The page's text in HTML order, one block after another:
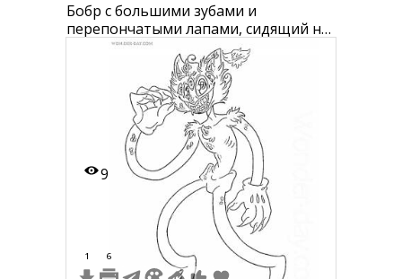
Бобр с большими зубами и
перепончатыми лапами, сидящий на
хвосте
9
1 6